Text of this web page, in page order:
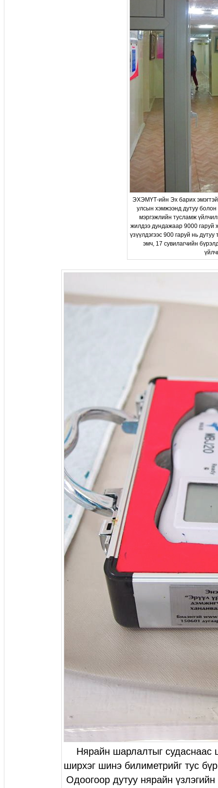
ЭXЭМҮТ-ийн Эх барих
улсын хэмжээнд дутуу
мэргэжлийн тусламж
жилдээ дундажаар 9000 гаруй
үзүүлдэгээс 900 гаруй нь
эмч, 17 сувилагчийн
Нярайн шарлалтыг судаснаас
ширхэг шинэ билиметрийг тус
Одоогоор дутуу нярайн